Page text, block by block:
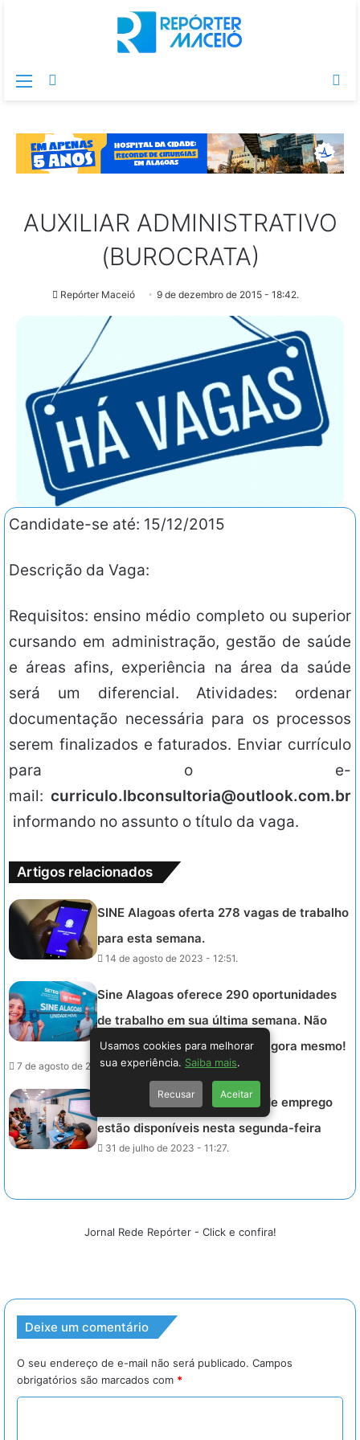
Menu
AUXILIAR ADMINISTRATIVO
(BUROCRATA)
Repórter Maceió 9 de dezembro de 2015 - 18:42.
Candidate-se até: 15/12/2015
Descrição da Vaga:
Requisitos: ensino médio completo ou superior
cursando em administração, gestão de saúde
e áreas afins, experiência na área da saúde
será um diferencial. Atividades: ordenar
documentação necessária para os processos
serem finalizados e faturados. Enviar currículo
para o e-
mail: curriculo.lbconsultoria@outlook.com.br
informando no assunto o título da vaga.
Artigos relacionados
SINE Alagoas oferta 278 vagas de trabalho
para esta semana.
14 de agosto de 2023 - 12:51.
Sine Alagoas oferece 290 oportunidades
de trabalho em sua última semana. Não
perca tempo e se candidate agora mesmo!
7 de agosto de 2023 - 16:41.
SINE ALAGOAS – 280 vagas de emprego
estão disponíveis nesta segunda-feira
31 de julho de 2023 - 11:27.
Jornal Rede Repórter - Click e confira!
Deixe um comentário
O seu endereço de e-mail não será publicado. Campos
obrigatórios são marcados com *
Usamos cookies para melhorar
sua experiência. Saiba mais.
Recusar Aceitar